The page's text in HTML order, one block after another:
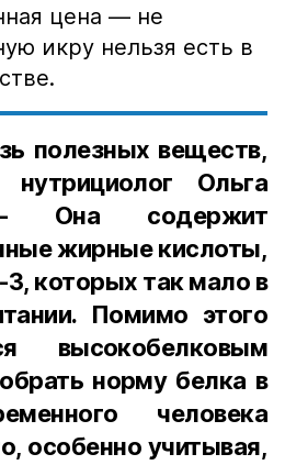
цена — не
икру нельзя есть в
полезных веществ,
Ольга
Она содержит
жирные кислоты,
которых так мало в
Помимо этого
высокобелковым
норму белка в
человека
особенно учитывая,